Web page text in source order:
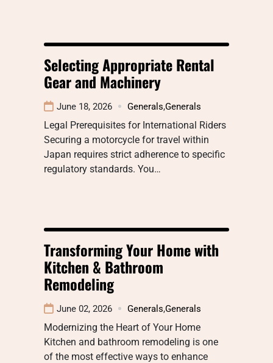
Selecting Appropriate Rental
Gear and Machinery
June 18, 2026 Generals,Generals
Legal Prerequisites for International Riders
Securing a motorcycle for travel within
Japan requires strict adherence to specific
regulatory standards. You…
Transforming Your Home with
Kitchen & Bathroom
Remodeling
June 02, 2026 Generals,Generals
Modernizing the Heart of Your Home
Kitchen and bathroom remodeling is one
of the most effective ways to enhance